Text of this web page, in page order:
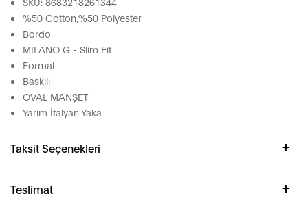
%50 Cotton,%50 Polyester
Bordo
MILANO G - Slim Fit
Formal
Baskılı
OVAL MANŞET
Yarım İtalyan Yaka
Taksit Seçenekleri
Teslimat